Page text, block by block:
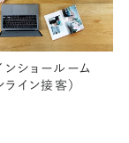
ンショールーム
ライン接客）